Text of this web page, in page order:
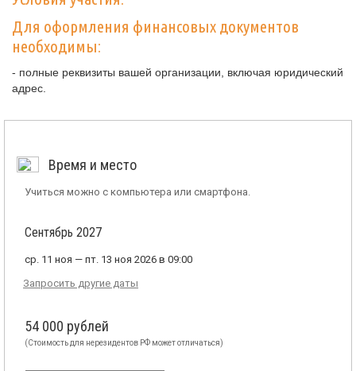
Для оформления финансовых документов
необходимы:
- полные реквизиты вашей организации, включая юридический
адрес.
Время и место
Учиться можно с компьютера или смартфона.
Сентябрь 2027
ср. 11 ноя — пт. 13 ноя 2026 в 09:00
Запросить другие даты
54 000 рублей
(Стоимость для нерезидентов РФ может отличаться)